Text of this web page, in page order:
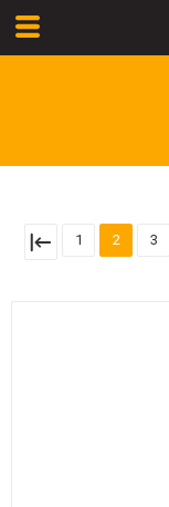
1 2 3